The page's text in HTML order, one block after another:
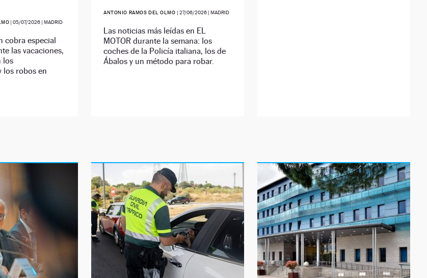
|05/07/2026 | MADRID
cobra especial
las vacaciones,
los
los robos en
ANTONIO RAMOS DEL OLMO | 27/06/2026| MADRID
Las noticias más leídas en EL
MOTOR durante la semana: los
coches de la Policía italiana, los de
Ábalos y un método para robar.